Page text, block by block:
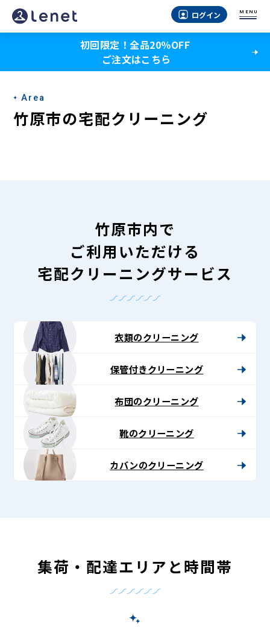
竹
原
の
宅
配
ト〉
ログイン MENU
初回限定！全品20％OFF
ご注文はこちら
Area
竹原市の宅配クリーニング
竹原市内で
ご利用いただける
宅配クリーニングサービス
衣類のクリーニング
保管付きクリーニング
布団のクリーニング
靴のクリーニング
カバンのクリーニング
集荷・配達エリアと時間帯